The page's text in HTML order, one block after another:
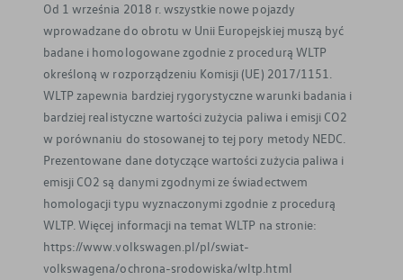
Od 1 września 2018 r. wszystkie nowe pojazdy
wprowadzane do obrotu w Unii Europejskiej muszą być
badane i homologowane zgodnie z procedurą WLTP
określoną w rozporządzeniu Komisji (UE) 2017/1151.
WLTP zapewnia bardziej rygorystyczne warunki badania i
bardziej realistyczne wartości zużycia paliwa i emisji CO2
w porównaniu do stosowanej to tej pory metody NEDC.
Prezentowane dane dotyczące wartości zużycia paliwa i
emisji CO2 są danymi zgodnymi ze świadectwem
homologacji typu wyznaczonymi zgodnie z procedurą
WLTP. Więcej informacji na temat WLTP na stronie:
https://www.volkswagen.pl/pl/swiat-
volkswagena/ochrona-srodowiska/wltp.html